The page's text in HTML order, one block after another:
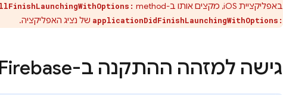
באפליקציית iOS, מקצים אותו ב-method‏
applicationDidFinishLaunchingWithOptions: של נציג האפליקציה.
גישה למזהה ההתקנה ב-Firebase